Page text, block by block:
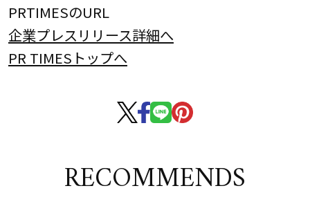
PRTIMESのURL
企業プレスリリース詳細へ
PR TIMESトップへ
RECOMMENDS